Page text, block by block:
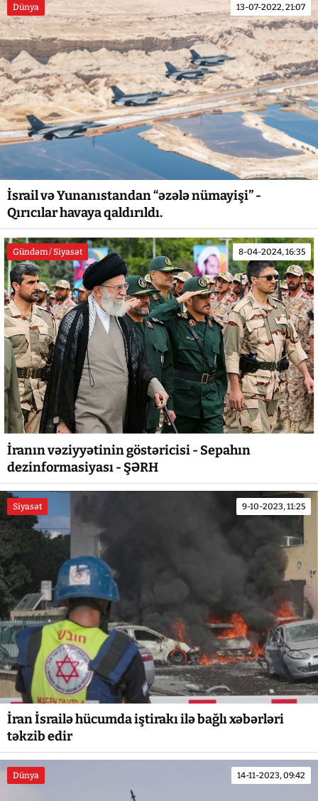
Dünya 13-07-2022, 21:07
İsrail və Yunanıstandan “əzələ nümayişi” -
Qırıcılar havaya qaldırıldı.
Gündəm / Siyasət 8-04-2024, 16:35
İranın vəziyyətinin göstəricisi - Sepahın
dezinformasiyası - ŞƏRH
Siyasət 9-10-2023, 11:25
İran İsrailə hücumda iştirakı ilə bağlı xəbərləri
təkzib edir
Dünya 14-11-2023, 09:42